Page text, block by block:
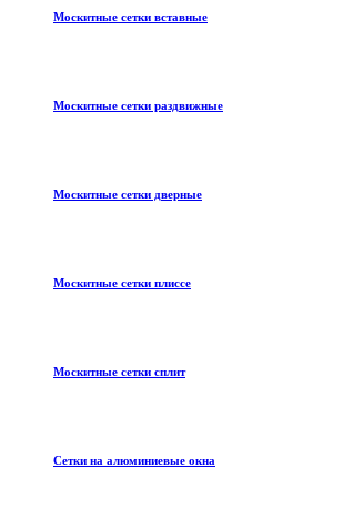
Москитные сетки вставные
Москитные сетки раздвижные
Москитные сетки дверные
Москитные сетки плиссе
Москитные сетки сплит
Сетки на алюминиевые окна